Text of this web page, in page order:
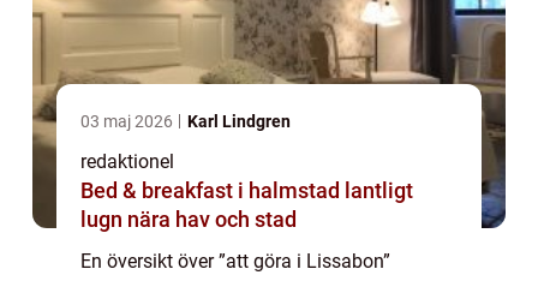
03 maj 2026 Karl Lindgren
redaktionel
Bed & breakfast i halmstad lantligt
lugn nära hav och stad
En översikt över ”att göra i Lissabon”